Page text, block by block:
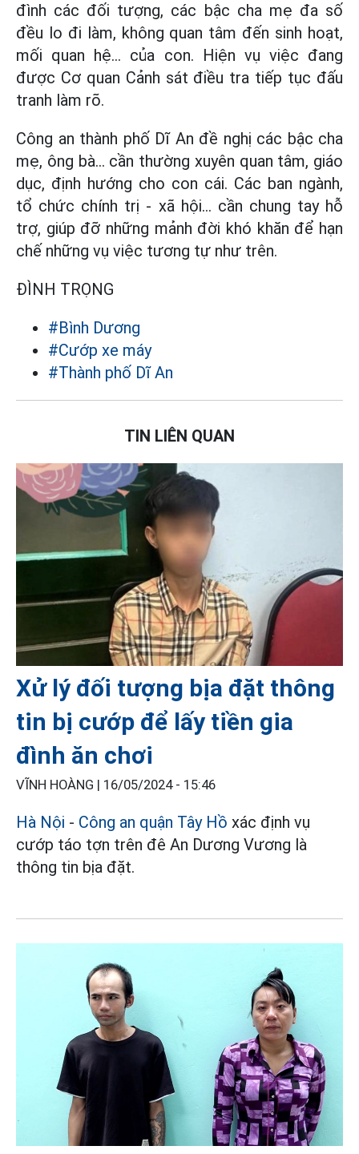
đình các đối tượng, các bậc cha mẹ đa số
đều lo đi làm, không quan tâm đến sinh hoạt,
mối quan hệ… của con. Hiện vụ việc đang
được Cơ quan Cảnh sát điều tra tiếp tục đấu
tranh làm rõ.
Công an thành phố Dĩ An đề nghị các bậc cha
mẹ, ông bà… cần thường xuyên quan tâm, giáo
dục, định hướng cho con cái. Các ban ngành,
tổ chức chính trị - xã hội… cần chung tay hỗ
trợ, giúp đỡ những mảnh đời khó khăn để hạn
chế những vụ việc tương tự như trên.
ĐÌNH TRỌNG
#Bình Dương
#Cướp xe máy
#Thành phố Dĩ An
TIN LIÊN QUAN
Xử lý đối tượng bịa đặt thông
tin bị cướp để lấy tiền gia
đình ăn chơi
VĨNH HOÀNG | 16/05/2024 - 15:46
Hà Nội - Công an quận Tây Hồ xác định vụ
cướp táo tợn trên đê An Dương Vương là
thông tin bịa đặt.